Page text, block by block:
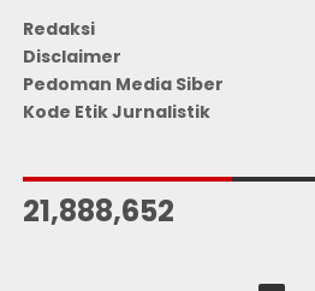
Redaksi
Disclaimer
Pedoman Media Siber
Kode Etik Jurnalistik
21,888,652